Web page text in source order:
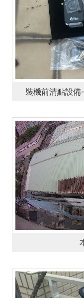
裝機前清點設